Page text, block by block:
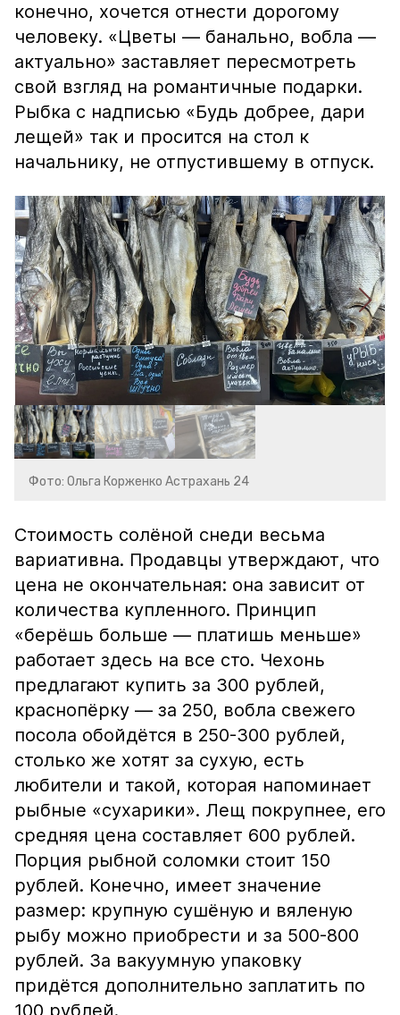
конечно, хочется отнести дорогому
человеку. «Цветы — банально, вобла —
актуально» заставляет пересмотреть
свой взгляд на романтичные подарки.
Рыбка с надписью «Будь добрее, дари
лещей» так и просится на стол к
начальнику, не отпустившему в отпуск.
Фото: Ольга Корженко Астрахань 24
Стоимость солёной снеди весьма
вариативна. Продавцы утверждают, что
цена не окончательная: она зависит от
количества купленного. Принцип
«берёшь больше — платишь меньше»
работает здесь на все сто. Чехонь
предлагают купить за 300 рублей,
краснопёрку — за 250, вобла свежего
посола обойдётся в 250-300 рублей,
столько же хотят за сухую, есть
любители и такой, которая напоминает
рыбные «сухарики». Лещ покрупнее, его
средняя цена составляет 600 рублей.
Порция рыбной соломки стоит 150
рублей. Конечно, имеет значение
размер: крупную сушёную и вяленую
рыбу можно приобрести и за 500-800
рублей. За вакуумную упаковку
придётся дополнительно заплатить по
100 рублей.